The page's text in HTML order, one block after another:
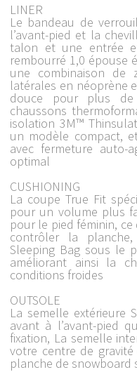
LINER
Le bandeau de
l’avant-pied et la
talon et une entrée
rembourré 1,0 épouse
une combinaison de
latérales en néoprène
douce pour plus
chaussons
isolation 3M™
un modèle compact,
avec fermeture auto-
optimal
CUSHIONING
La coupe True Fit
pour un volume plus
pour le pied féminin,
contrôler la
Sleeping Bag sous le
améliorant ainsi la
conditions froides
OUTSOLE
La semelle extérieure
avant à l’avant-pied
fixation, La semelle
votre centre de
planche de snowboard